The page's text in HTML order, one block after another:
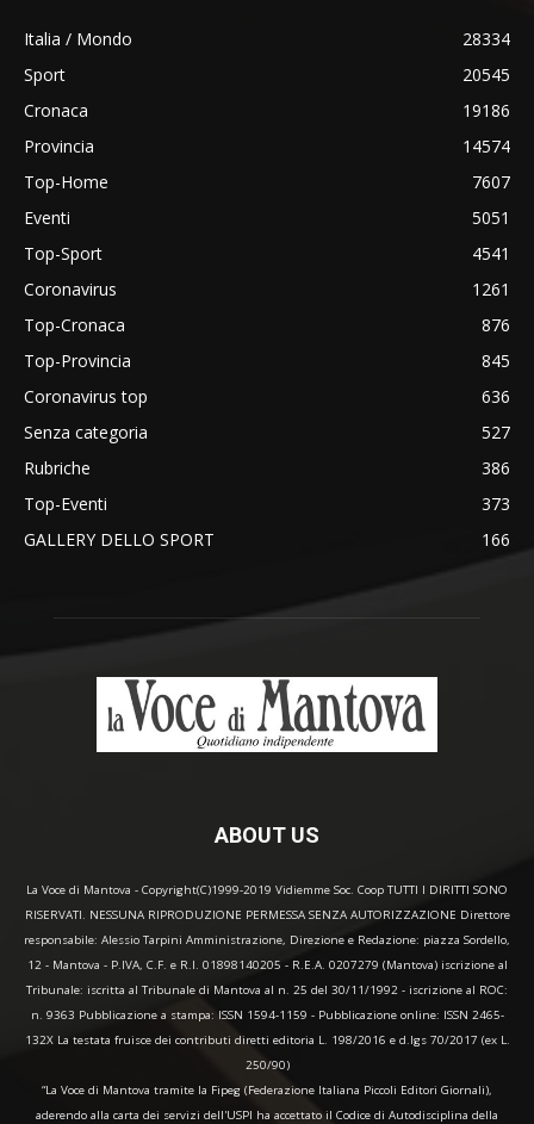
Italia / Mondo
28334
Sport
20545
Cronaca
19186
Provincia
14574
Top-Home
7607
Eventi
5051
Top-Sport
4541
Coronavirus
1261
Top-Cronaca
876
Top-Provincia
845
Coronavirus top
636
Senza categoria
527
Rubriche
386
Top-Eventi
373
GALLERY DELLO SPORT
166
ABOUT US
La Voce di Mantova - Copyright(C)1999-2019 Vidiemme Soc. Coop TUTTI I DIRITTI SONO
RISERVATI. NESSUNA RIPRODUZIONE PERMESSA SENZA AUTORIZZAZIONE Direttore
responsabile: Alessio Tarpini Amministrazione, Direzione e Redazione: piazza Sordello,
12 - Mantova - P.IVA, C.F. e R.I. 01898140205 - R.E.A. 0207279 (Mantova) iscrizione al
Tribunale: iscritta al Tribunale di Mantova al n. 25 del 30/11/1992 - iscrizione al ROC:
n. 9363 Pubblicazione a stampa: ISSN 1594-1159 - Pubblicazione online: ISSN 2465-
132X La testata fruisce dei contributi diretti editoria L. 198/2016 e d.lgs 70/2017 (ex L.
250/90)
“La Voce di Mantova tramite la Fipeg (Federazione Italiana Piccoli Editori Giornali),
aderendo alla carta dei servizi dell'USPI ha accettato il Codice di Autodisciplina della